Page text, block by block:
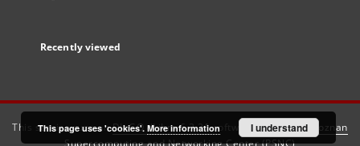
Recently viewed
This service runs onDInGO dLibra 6.3.21software created by
Poznan
Supercomputing and Networking Center (PSNC)
This page uses 'cookies'. More information I understand